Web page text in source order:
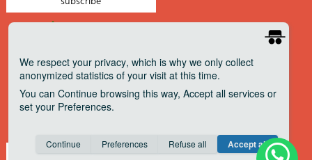
newsletter travels
newsletter military
We respect your privacy, which is why we only collect
anonymized statistics of your visit at this time.
You can Continue browsing this way, Accept all services or
set your Preferences.
Consent cookie learn more
Continue Preferences Refuse all Accept all
Anonymous Invisible Save